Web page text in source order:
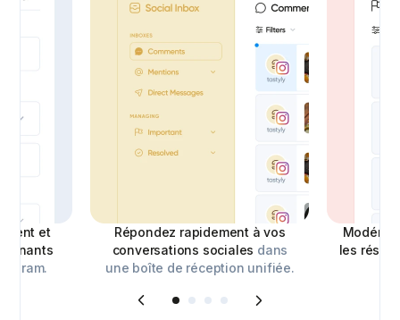
et
Répondez rapidement à vos
conversations sociales dans
une boîte de réception unifiée.
les